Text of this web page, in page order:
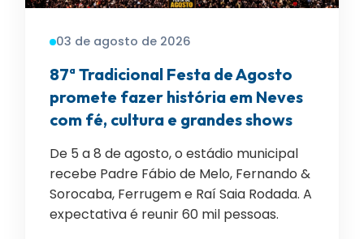
03 de agosto de 2026
87ª Tradicional Festa de Agosto
promete fazer história em Neves
com fé, cultura e grandes shows
De 5 a 8 de agosto, o estádio municipal
recebe Padre Fábio de Melo, Fernando &
Sorocaba, Ferrugem e Raí Saia Rodada. A
expectativa é reunir 60 mil pessoas.